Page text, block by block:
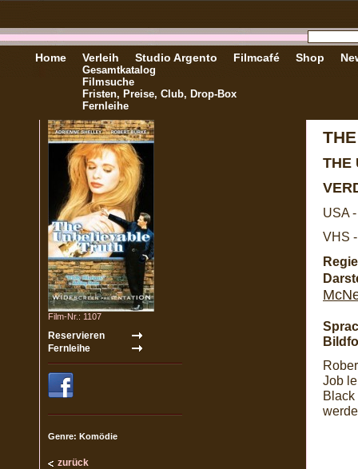
Home Verleih
Gesamtkatalog
Filmsuche
Fristen, Preise, Club, Drop-Box
Fernleihe
Studio Argento Filmcafé Shop
Film-Nr.: 1107
Genre: Komödie
zurück
THE
USA
VHS
Job
Black